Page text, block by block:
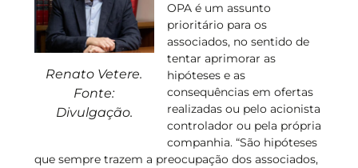
Renato Vetere.
Fonte:
Divulgação.
OPA é um assunto
prioritário para os
associados, no sentido de
tentar aprimorar as
hipóteses e as
consequências em ofertas
realizadas ou pelo acionista
controlador ou pela própria
companhia. “São hipóteses
que sempre trazem a preocupação dos associados,